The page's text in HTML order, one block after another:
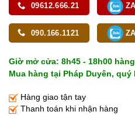
09612.666.21
090.166.1121
Giờ mở cửa: 8h45 - 18h00
Mua hàng tại Pháp Duyên,
Hàng giao tận tay
Thanh toán khi nhận hàng